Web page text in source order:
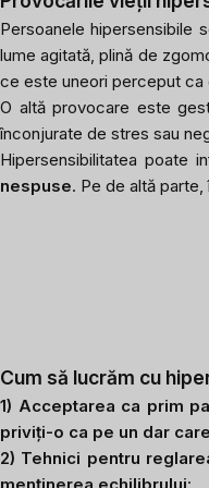
Persoanele
lume agitată, plină de
ce este uneori perceput ca
O altă provocare este
înconjurate de stres sau
Hipersensibilitatea poate
nespuse. Pe de altă
Cum să lucrăm cu
1) Acceptarea ca prim
priviți-o ca pe un dar
2) Tehnici pentru